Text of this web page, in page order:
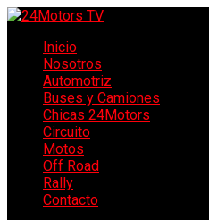
Inicio
Nosotros
Automotriz
Buses y Camiones
Chicas 24Motors
Circuito
Motos
Off Road
Rally
Contacto